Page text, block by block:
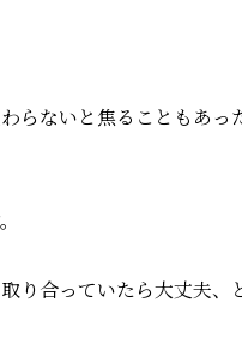
らないと焦ることもあっ
り合っていたら大丈夫、